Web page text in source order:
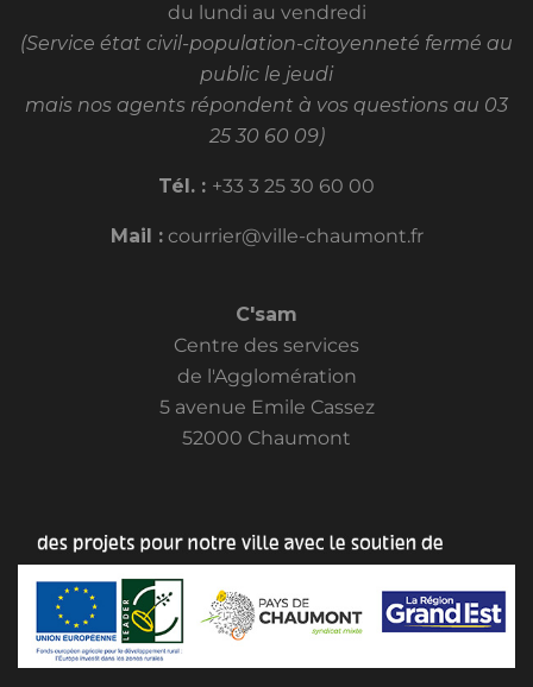
du lundi au vendredi
(Service état civil-population-citoyenneté fermé au
public le jeudi
mais nos agents répondent à vos questions au 03
25 30 60 09)
Tél. : +33 3 25 30 60 00
Mail : courrier@ville-chaumont.fr
C'sam
Centre des services
de l'Agglomération
5 avenue Emile Cassez
52000 Chaumont